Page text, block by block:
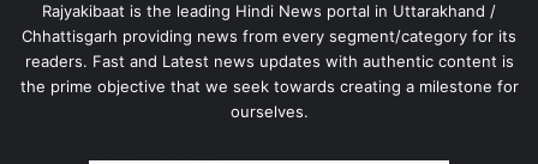
Rajyakibaat is the leading Hindi News portal in Uttarakhand /
Chhattisgarh providing news from every segment/category for its
readers. Fast and Latest news updates with authentic content is
the prime objective that we seek towards creating a milestone for
ourselves.